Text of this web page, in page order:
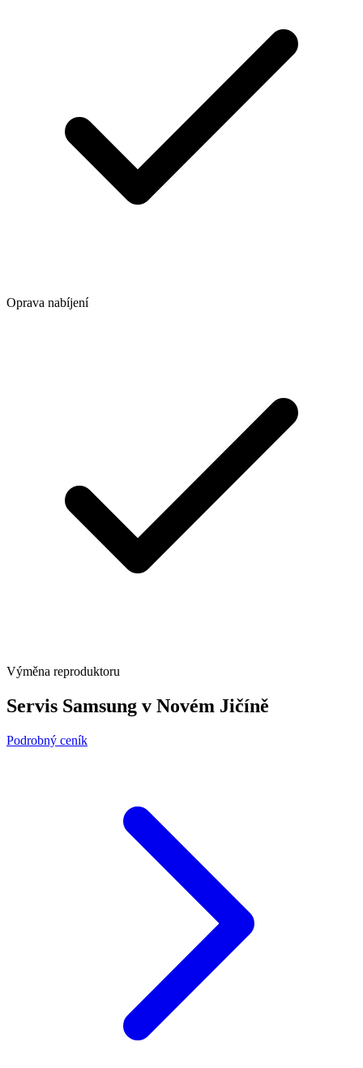
Oprava nabíjení
Výměna reproduktoru
Servis Samsung v Novém Jičíně
Podrobný ceník